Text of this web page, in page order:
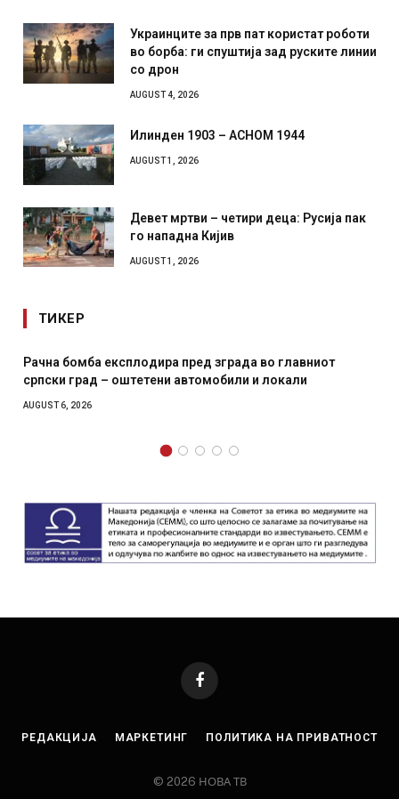
Украинците за прв пат користат роботи
во борба: ги спуштија зад руските линии
со дрон
AUGUST 4, 2026
Илинден 1903 – АСНОМ 1944
AUGUST 1, 2026
Девет мртви – четири деца: Русија пак
го нападна Кијив
AUGUST 1, 2026
ТИКЕР
бомба експлодира пред зграда во главниот
град – оштетени автомобили и локали
6, 2026
Facebook
РЕДАКЦИЈА МАРКЕТИНГ ПОЛИТИКА НА ПРИВАТНОСТ
© 2026 НОВА ТВ